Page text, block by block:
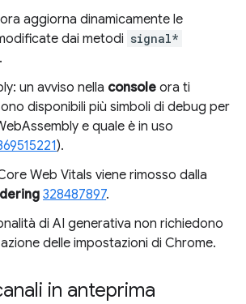
aggiorna dinamicamente le
dai metodi signal*
un avviso nella console ora ti
disponibili più simboli di debug per
e quale è in uso
).
Web Vitals viene rimosso dalla
328487897.
di AI generativa non richiedono
delle impostazioni di Chrome.
in anteprima